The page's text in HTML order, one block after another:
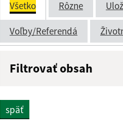
Všetko Rôzne
Voľby/Referendá
Filtrovať obsah
späť